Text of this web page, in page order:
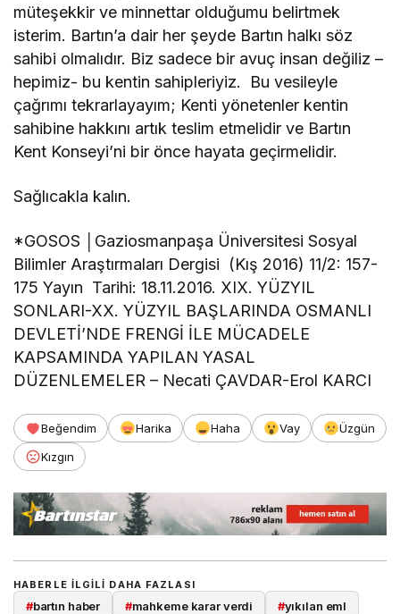
müteşekkir ve minnettar olduğumu belirtmek
isterim. Bartın’a dair her şeyde Bartın halkı söz
sahibi olmalıdır. Biz sadece bir avuç insan değiliz –
hepimiz- bu kentin sahipleriyiz. Bu vesileyle
çağrımı tekrarlayayım; Kenti yönetenler kentin
sahibine hakkını artık teslim etmelidir ve Bartın
Kent Konseyi’ni bir önce hayata geçirmelidir.
Sağlıcakla kalın.
*GOSOS │Gaziosmanpaşa Üniversitesi Sosyal
Bilimler Araştırmaları Dergisi (Kış 2016) 11/2: 157-
175 Yayın Tarihi: 18.11.2016. XIX. YÜZYIL
SONLARI-XX. YÜZYIL BAŞLARINDA OSMANLI
DEVLETİ’NDE FRENGİ İLE MÜCADELE
KAPSAMINDA YAPILAN YASAL
DÜZENLEMELER – Necati ÇAVDAR-Erol KARCI
Beğendim Harika Haha Vay
Üzgün
Kızgın
HABERLE ILGILI DAHA FAZLASI
#bartın haber #mahkeme karar verdi #yıkılan eml